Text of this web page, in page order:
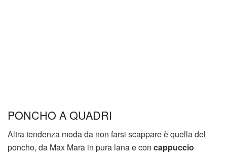
PONCHO A QUADRI
Altra tendenza moda da non farsi scappare è quella del
poncho, da Max Mara in pura lana e con cappuccio